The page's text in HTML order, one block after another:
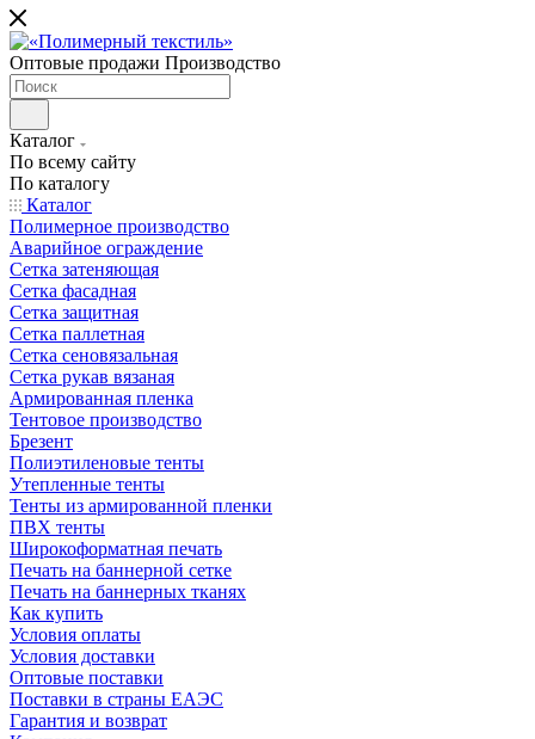
Оптовые продажи Производство
Каталог
По всему сайту
По каталогу
Каталог
Полимерное производство
Аварийное ограждение
Сетка затеняющая
Сетка фасадная
Сетка защитная
Сетка паллетная
Сетка сеновязальная
Сетка рукав вязаная
Армированная пленка
Тентовое производство
Брезент
Полиэтиленовые тенты
Утепленные тенты
Тенты из армированной пленки
ПВХ тенты
Широкоформатная печать
Печать на баннерной сетке
Печать на баннерных тканях
Как купить
Условия оплаты
Условия доставки
Оптовые поставки
Поставки в страны ЕАЭС
Гарантия и возврат